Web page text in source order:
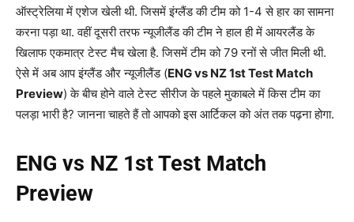
ऑस्ट्रेलिया में एशेज खेली थी. जिसमें इंग्लैंड की टीम को 1-4 से हार का सामना
करना पड़ा था. वहीं दूसरी तरफ न्यूजीलैंड की टीम ने हाल ही में आयरलैंड के
खिलाफ एकमात्र टेस्ट मैच खेला है. जिसमें टीम को 79 रनों से जीत मिली थी.
ऐसे में अब आप इंग्लैंड और न्यूजीलैंड (ENG vs NZ 1st Test Match
Preview) के बीच होने वाले टेस्ट सीरीज के पहले मुकाबले में किस टीम का
पलड़ा भारी है? जानना चाहते हैं तो आपको इस आर्टिकल को अंत तक पढ़ना होगा.
ENG vs NZ 1st Test Match
Preview